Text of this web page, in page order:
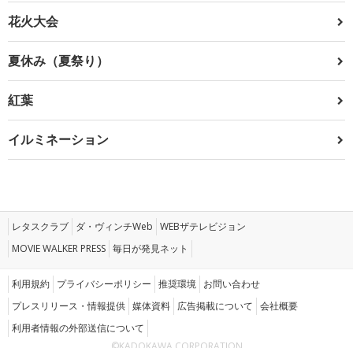
花火大会
夏休み（夏祭り）
紅葉
イルミネーション
レタスクラブ ダ・ヴィンチWeb WEBザテレビジョン
MOVIE WALKER PRESS 毎日が発見ネット
利用規約 プライバシーポリシー 推奨環境 お問い合わせ
プレスリリース・情報提供 媒体資料 広告掲載について 会社概要
利用者情報の外部送信について